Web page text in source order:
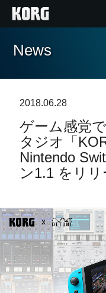
Home
Import Products
Features
Support
Store Locator
News
2018.06.28
ゲーム感覚
タジオ「
Nintendo
ン1.1 をリリ